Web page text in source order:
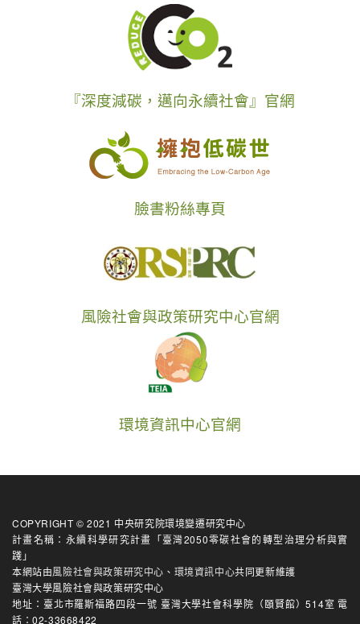
『深度減碳，邁向永續社會』官網
臉書粉絲專頁
風險社會與政策研究中心官網
環境資訊中心官網
COPYRIGHT © 2021 中央研究院環境變遷研究中心
計畫名稱：永續科學研究計畫「臺灣2050零碳社會的轉型治理分析與實
踐」
本網站由風險社會與政策研究中心 、 環境資訊中心共同更新維護
臺灣大學風險社會與政策研究中心
地址：臺北市羅斯福路四段一號 臺灣大學社會科學院（頤賢館）514室 電
話：02-33668422